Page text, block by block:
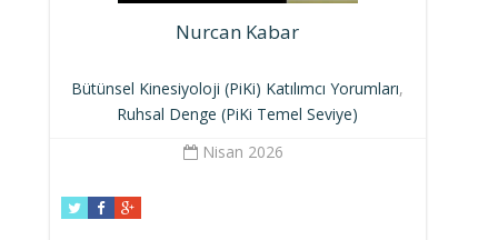
Nurcan Kabar
Bütünsel Kinesiyoloji (PiKi) Katılımcı Yorumları,
Ruhsal Denge (PiKi Temel Seviye)
Nisan 2026